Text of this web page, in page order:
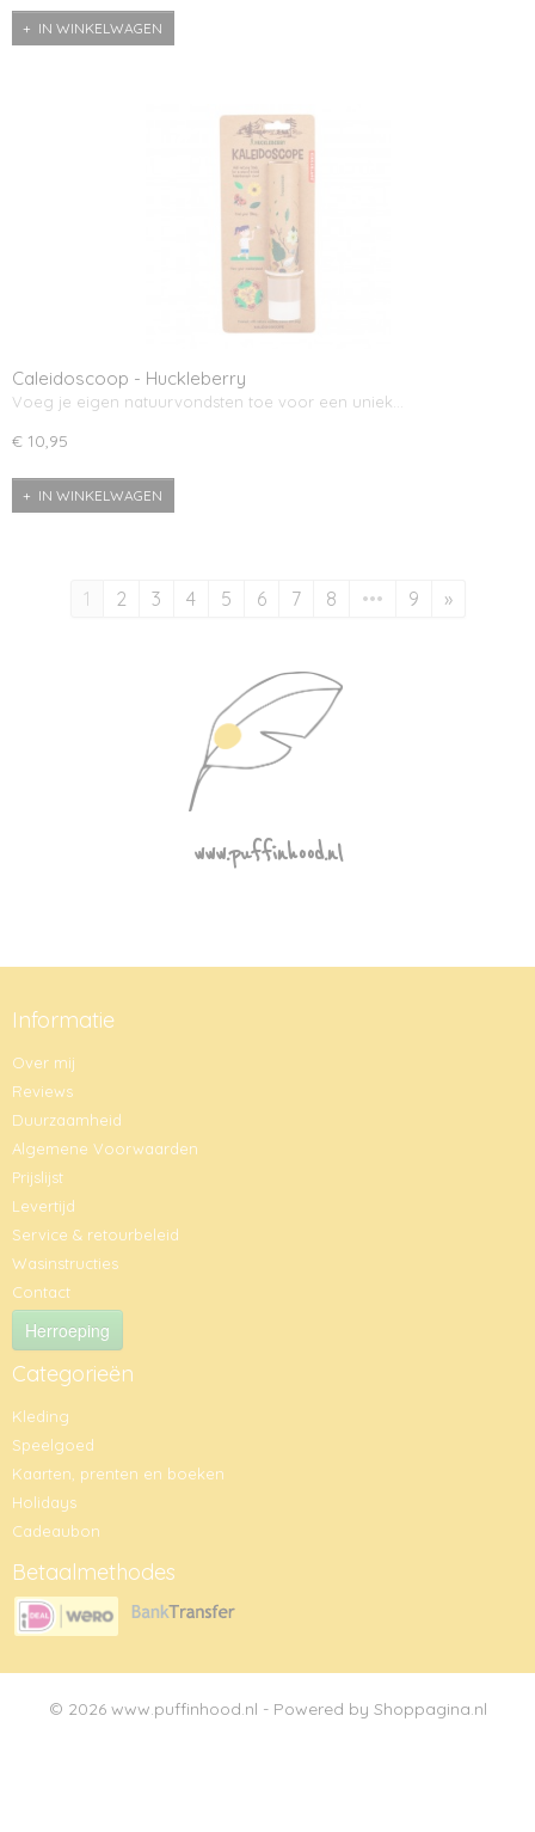
IN WINKELWAGEN
Caleidoscoop - Huckleberry
Voeg je eigen natuurvondsten toe voor een uniek…
€ 10,95
IN WINKELWAGEN
1 2 3 4 5 6 7 8 ••• 9 »
www.puffinhood.nl
Informatie
Over mij
Reviews
Duurzaamheid
Algemene Voorwaarden
Prijslijst
Levertijd
Service & retourbeleid
Wasinstructies
Contact
Herroeping
Categorieën
Kleding
Speelgoed
Kaarten, prenten en boeken
Holidays
Cadeaubon
Betaalmethodes
© 2026 www.puffinhood.nl - Powered by Shoppagina.nl